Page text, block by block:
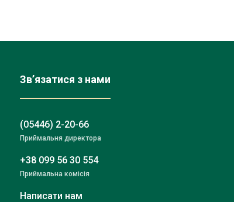
Зв’язатися з нами
(05446) 2-20-66
Приймальня директора
+38 099 56 30 554
Приймальна комісія
Написати нам